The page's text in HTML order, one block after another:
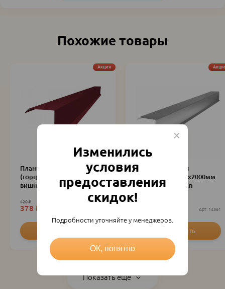
Похожие товары
Акция
Планка ветровая
(торцевая) 80х90х2000мм
вишня RAL 3005
420 ₽
378 ₽
Планка ветровая
(торцевая) 80х90х2000мм
оцинкованный Zn
375
14561
Показать ещё
Изменились
условия
предоставления
скидок!
Подробности уточняйте у менеджеров.
ОК, понятно